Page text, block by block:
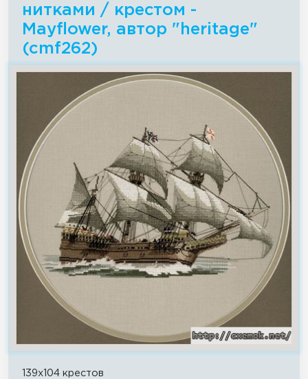
нитками / крестом -
Mayflower, автор "heritage"
(cmf262)
139x104 крестов